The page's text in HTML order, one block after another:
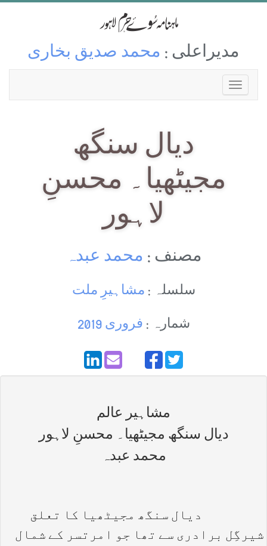
مدیراعلی : محمد صدیق بخاری
دیال سنگھ
مجیٹھیا۔ محسنِ
لاہور
مصنف : محمد عبدہ
سلسلہ : مشاہیرِ ملت
شمارہ : فروری 2019
مشاہیر عالم
دیال سنگھ مجیٹھیا۔ محسنِ لاہور
محمد عبدہ
دیال سنگھ مجیٹھیا کا تعلق
شیرگِل برادری سے تھا جو امرتسر کے شمال